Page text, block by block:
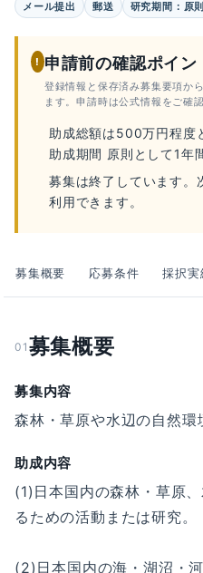
メール提出 郵送 研究期間：原
! 申請前の確認ポイン
登録情報と保存済み募集要項か
ます。申請時は公式情報をご確
助成総額は500万円程度
助成期間 原則として1年
募集は終了しています。
利用できます。
募集概要 応募条件 採択実
01 募集概要
募集内容
森林・草原や水辺の自然環
助成内容
(1)日本国内の森林・草原
るための活動または研究。
(2)日本国内の海・湖沼・